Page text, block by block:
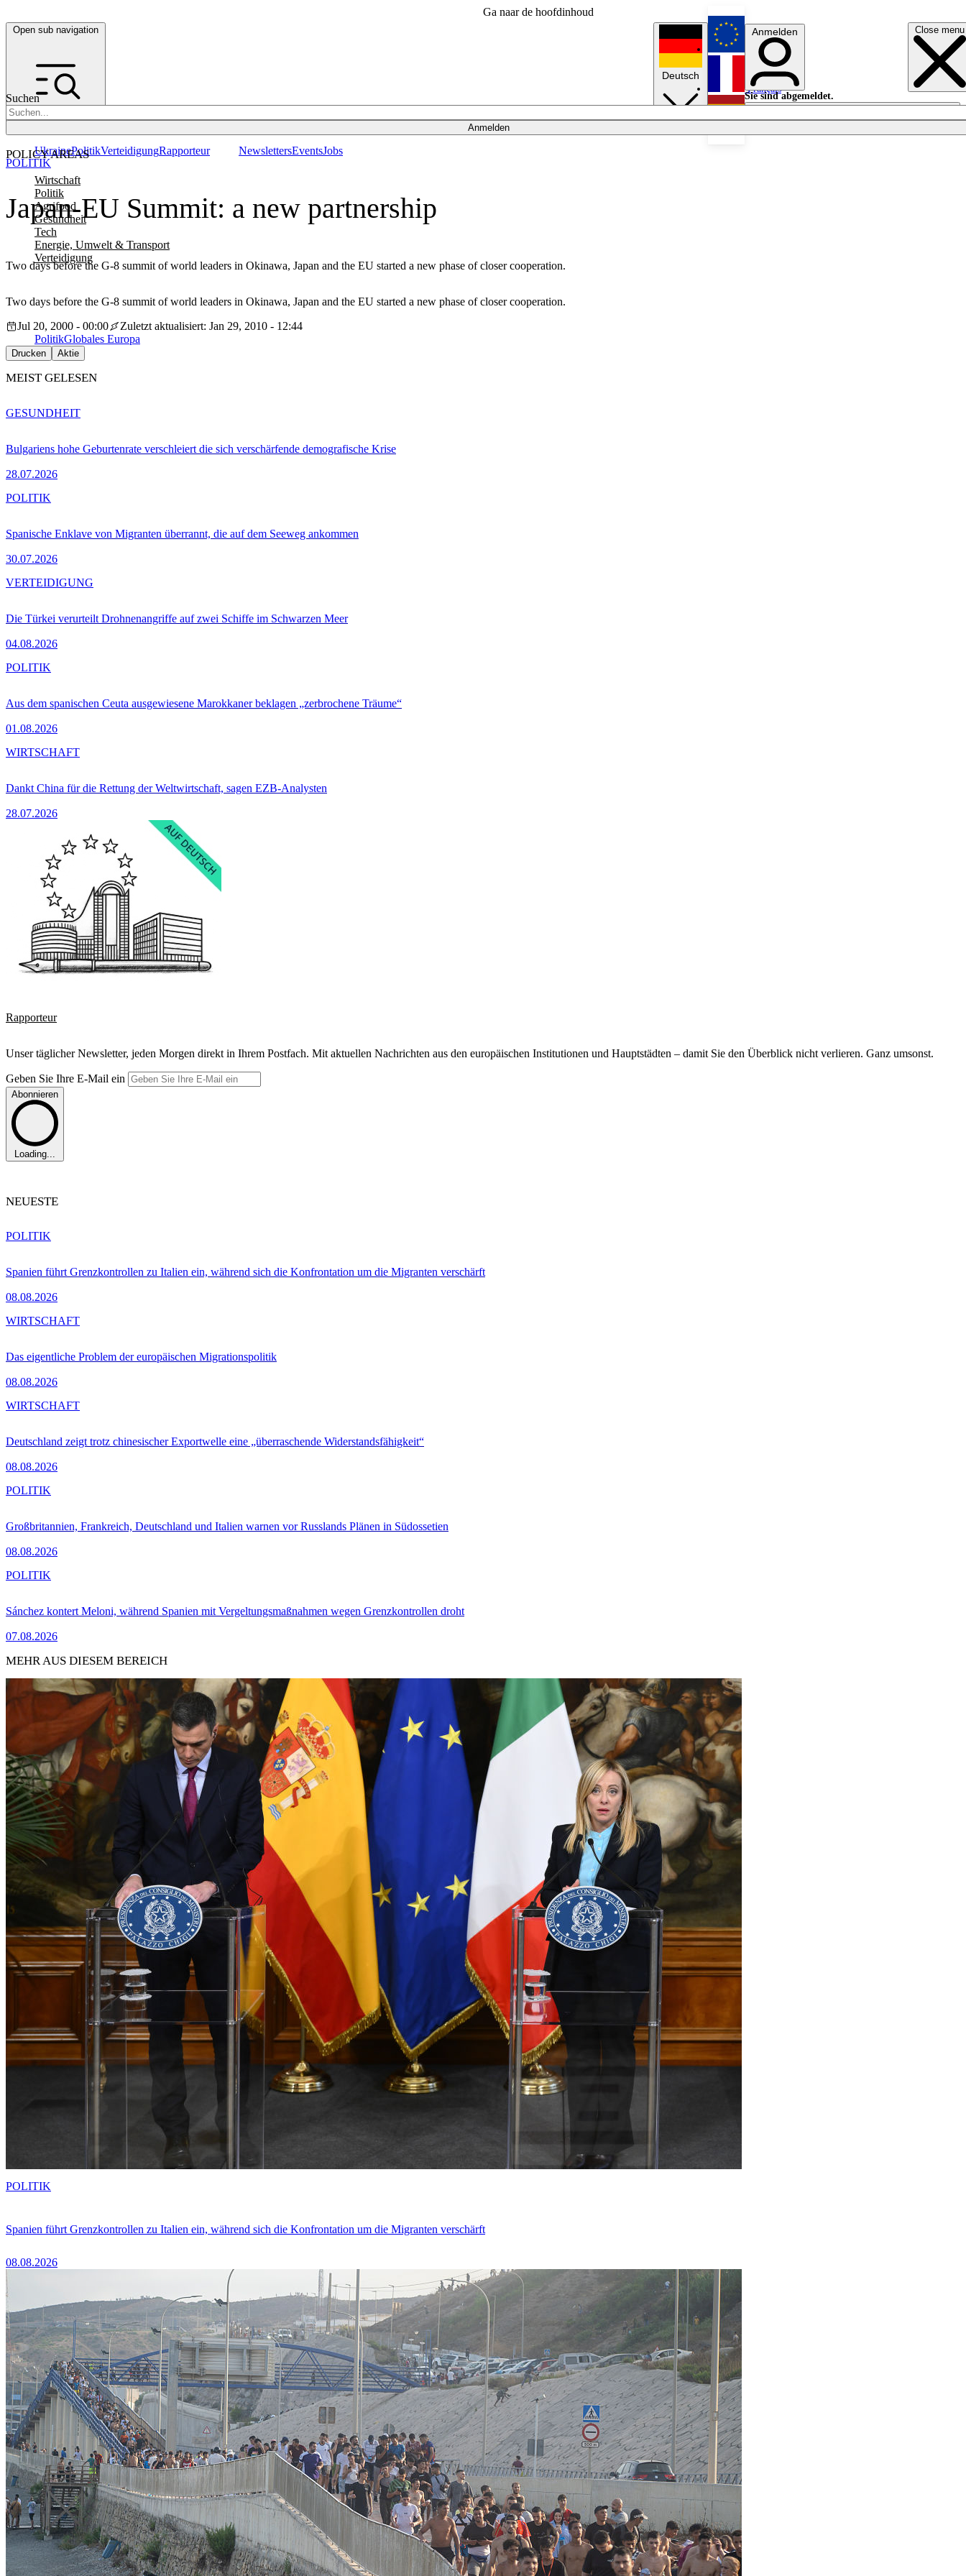
Ga naar de hoofdinhoud
Open sub navigation Close menu
Suchen
Anmelden
POLICY AREAS
Wirtschaft
Politik
Agrifood
Gesundheit
Tech
Energie, Umwelt & Transport
Verteidigung
UkrainePolitikVerteidigungRapporteur NewslettersEventsJobs
Deutsch
English
Français
Anmelden
Sie sind abgemeldet.
Anmelden
Licht aus
Japan-EU Summit: a new partnership
Two days before the G-8 summit of world leaders in Okinawa, Japan and the EU started a new phase of closer cooperation.
POLITIK
Two days before the G-8 summit of world leaders in Okinawa, Japan and the EU started a new phase of closer cooperation.
Jul 20, 2000 - 00:00
Zuletzt aktualisiert: Jan 29, 2010 - 12:44
PolitikGlobales Europa
Drucken Aktie
MEIST GELESEN
Bulgariens hohe Geburtenrate verschleiert die sich verschärfende demografische Krise
28.07.2026
GESUNDHEIT
Spanische Enklave von Migranten überrannt, die auf dem Seeweg ankommen
30.07.2026
POLITIK
Die Türkei verurteilt Drohnenangriffe auf zwei Schiffe im Schwarzen Meer
04.08.2026
VERTEIDIGUNG
Aus dem spanischen Ceuta ausgewiesene Marokkaner beklagen „zerbrochene Träume“
01.08.2026
POLITIK
Dankt China für die Rettung der Weltwirtschaft, sagen EZB-Analysten
28.07.2026
WIRTSCHAFT
Rapporteur
Unser täglicher Newsletter, jeden Morgen direkt in Ihrem Postfach. Mit aktuellen Nachrichten aus den europäischen Institutionen und Hauptstädten – damit Sie den Überblick nicht verlieren. Ganz umsonst.
Geben Sie Ihre E-Mail ein
Abonnieren
Loading...
NEUESTE
Spanien führt Grenzkontrollen zu Italien ein, während sich die Konfrontation um die Migranten verschärft
08.08.2026
POLITIK
Das eigentliche Problem der europäischen Migrationspolitik
08.08.2026
WIRTSCHAFT
Deutschland zeigt trotz chinesischer Exportwelle eine „überraschende Widerstandsfähigkeit“
08.08.2026
WIRTSCHAFT
Großbritannien, Frankreich, Deutschland und Italien warnen vor Russlands Plänen in Südossetien
08.08.2026
POLITIK
Sánchez kontert Meloni, während Spanien mit Vergeltungsmaßnahmen wegen Grenzkontrollen droht
07.08.2026
POLITIK
MEHR AUS DIESEM BEREICH
Spanien führt Grenzkontrollen zu Italien ein, während sich die Konfrontation um die Migranten verschärft
08.08.2026
POLITIK